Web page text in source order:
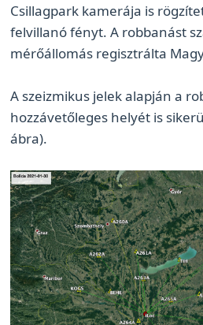
Csillagpark kamerája is
felvillanó fényt. A robbanást
mérőállomás regisztrálta
A szeizmikus jelek alapján a
hozzávetőleges helyét is
ábra).